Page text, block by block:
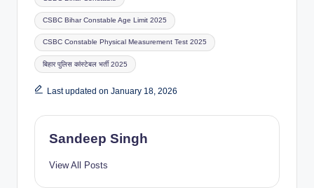
CSBC Bihar Constable Age Limit 2025
CSBC Constable Physical Measurement Test 2025
बिहार पुलिस कांस्टेबल भर्ती 2025
Last updated on January 18, 2026
Sandeep Singh
View All Posts